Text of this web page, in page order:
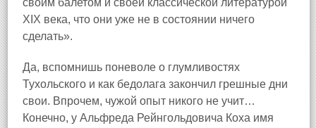
своим балетом и своей классической литературой
XIX века, что они уже не в состоянии ничего
сделать».
Да, вспомнишь поневоле о глумливостях
Тухольского и как бедолага закончил грешные дни
свои. Впрочем, чужой опыт никого не учит…
Конечно, у Альфреда Рейнгольдовича Коха имя